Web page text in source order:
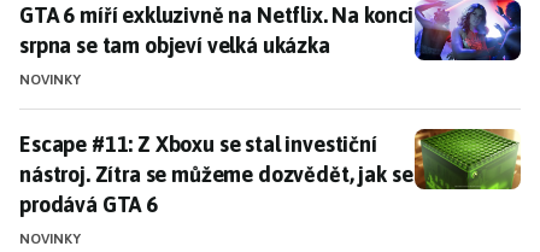
GTA 6 míří exkluzivně na Netflix. Na konci srpna se
GTA 6 míří exkluzivně na Netflix. Na konci
srpna se tam objeví velká ukázka
NOVINKY
Escape #11: Z Xboxu se stal investiční nástroj. Zítra
Escape #11: Z Xboxu se stal investiční
nástroj. Zítra se můžeme dozvědět, jak se
prodává GTA 6
NOVINKY